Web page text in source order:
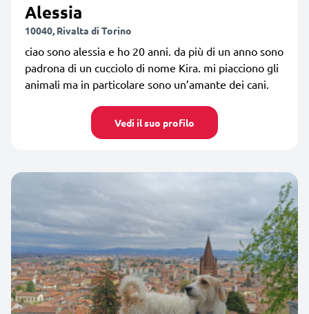
Alessia
10040, Rivalta di Torino
ciao sono alessia e ho 20 anni. da più di un anno sono
padrona di un cucciolo di nome Kira. mi piacciono gli
animali ma in particolare sono un’amante dei cani.
Vedi il suo profilo